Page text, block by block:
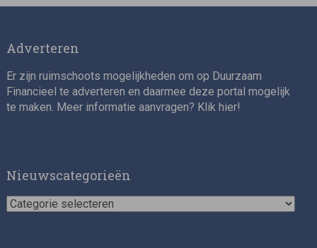
Adverteren
Er zijn ruimschoots mogelijkheden om op Duurzaam
Financieel te adverteren en daarmee deze portal mogelijk
te maken. Meer informatie aanvragen? Klik hier!
Nieuwscategorieën
Nieuwscategorieën